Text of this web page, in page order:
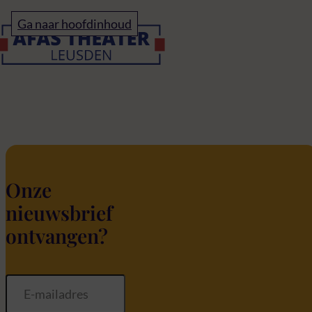
Ga naar hoofdinhoud
Onze
nieuwsbrief
ontvangen?